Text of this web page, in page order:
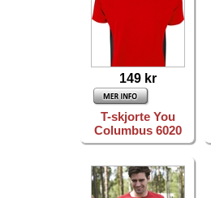
149 kr
T-skjorte You
Columbus 6020